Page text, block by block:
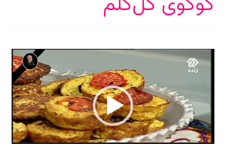
ارتباط با ما
نمایشگر
ویدیو